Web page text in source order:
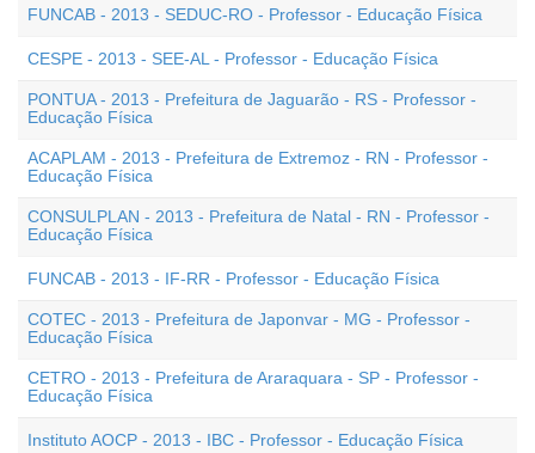
FUNCAB - 2013 - SEDUC-RO - Professor - Educação Física
CESPE - 2013 - SEE-AL - Professor - Educação Física
PONTUA - 2013 - Prefeitura de Jaguarão - RS - Professor -
Educação Física
ACAPLAM - 2013 - Prefeitura de Extremoz - RN - Professor -
Educação Física
CONSULPLAN - 2013 - Prefeitura de Natal - RN - Professor -
Educação Física
FUNCAB - 2013 - IF-RR - Professor - Educação Física
COTEC - 2013 - Prefeitura de Japonvar - MG - Professor -
Educação Física
CETRO - 2013 - Prefeitura de Araraquara - SP - Professor -
Educação Física
Instituto AOCP - 2013 - IBC - Professor - Educação Física